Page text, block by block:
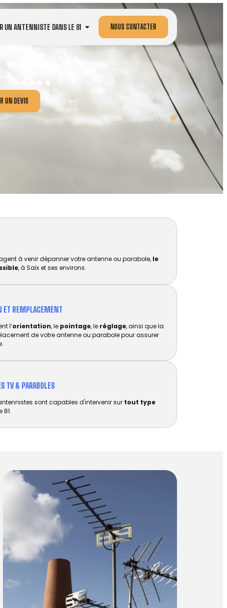
UN ANTENNISTE DANS LE 81 NOUS CONTACTER
UN DEVIS
Tous les services
à venir dépanner votre antenne ou parabole, le
, à Saïx et ses environs.
ET REMPLACEMENT​
l’orientation, le pointage, le réglage, ainsi que la
de votre antenne ou parabole pour assurer
TV & PARABOLES
sont capables d'intervenir sur tout type
81.